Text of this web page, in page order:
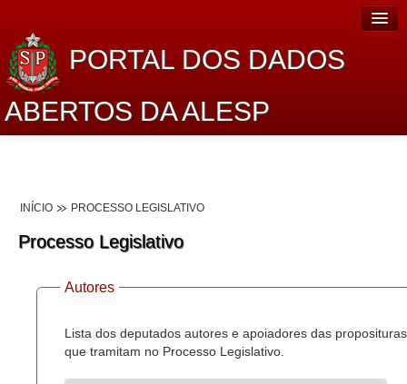
PORTAL DOS DADOS
ABERTOS DA ALESP
Lei de Acesso à Informação
Dados Governamentais Abertos
Planejamento
Catálogo de dados
INÍCIO PROCESSO LEGISLATIVO
Processo Legislativo
Autores
Lista dos deputados autores e apoiadores das proposituras
que tramitam no Processo Legislativo.